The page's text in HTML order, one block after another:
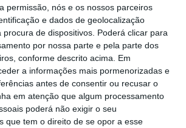
permissão, nós e os nossos parceiros
e dados de geolocalização
procura de dispositivos. Poderá clicar para
por nossa parte e pela parte dos
conforme descrito acima. Em
a informações mais pormenorizadas e
antes de consentir ou recusar o
em atenção que algum processamento
poderá não exigir o seu
que tem o direito de se opor a esse
mas não
valor, o que